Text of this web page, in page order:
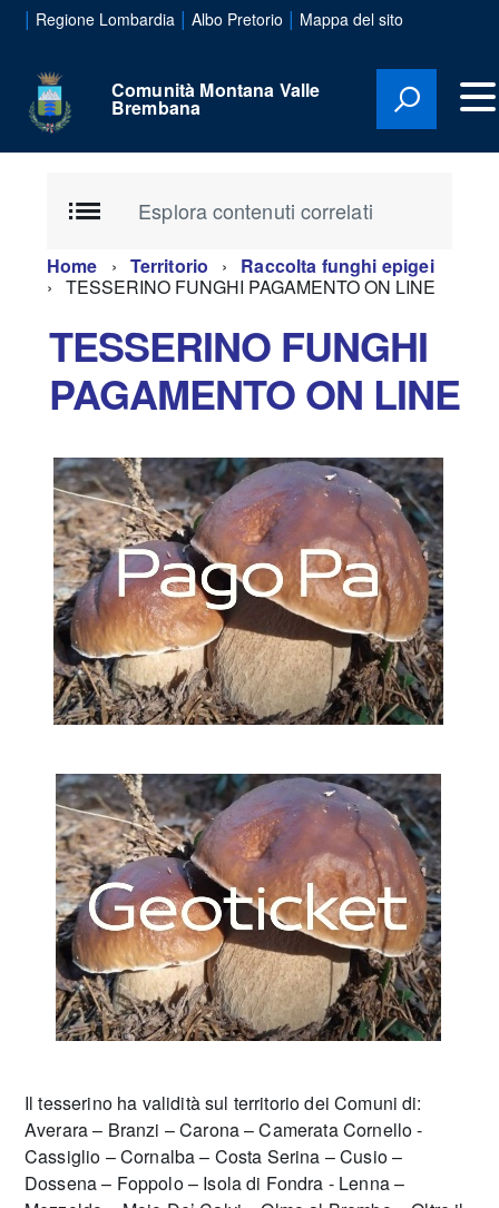
| Regione Lombardia | Albo Pretorio | Mappa del sito
Comunità Montana Valle
Brembana
Esplora contenuti correlati
Home Territorio
Raccolta funghi epigei
TESSERINO FUNGHI PAGAMENTO ON LINE
TESSERINO FUNGHI
PAGAMENTO ON LINE
Il tesserino ha validità sul territorio dei Comuni di:
Averara – Branzi – Carona – Camerata Cornello -
Cassiglio – Cornalba – Costa Serina – Cusio –
Dossena – Foppolo – Isola di Fondra - Lenna –